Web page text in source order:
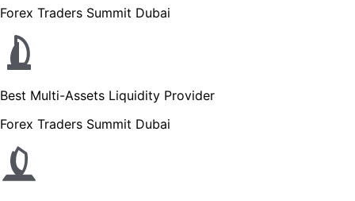
Forex Traders Summit Dubai
Best Multi-Assets Liquidity Provider
Forex Traders Summit Dubai